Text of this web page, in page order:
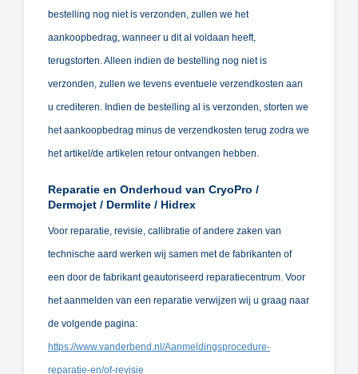
bestelling nog niet is verzonden, zullen we het
aankoopbedrag, wanneer u dit al voldaan heeft,
terugstorten. Alleen indien de bestelling nog niet is
verzonden, zullen we tevens eventuele verzendkosten aan
u crediteren. Indien de bestelling al is verzonden, storten we
het aankoopbedrag minus de verzendkosten terug zodra we
het artikel/de artikelen retour ontvangen hebben.
Reparatie en Onderhoud van CryoPro /
Dermojet / Dermlite / Hidrex
Voor reparatie, revisie, callibratie of andere zaken van
technische aard werken wij samen met de fabrikanten of
een door de fabrikant geautoriseerd reparatiecentrum. Voor
het aanmelden van een reparatie verwijzen wij u graag naar
de volgende pagina:
https://www.vanderbend.nl/Aanmeldingsprocedure-
reparatie-en/of-revisie